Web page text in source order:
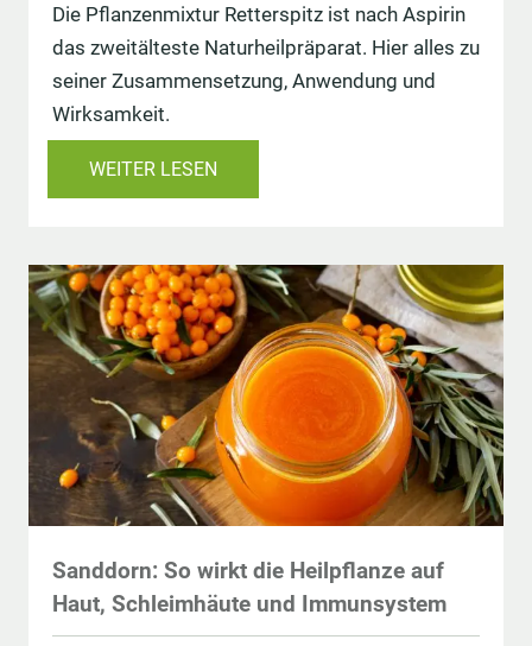
Die Pflanzenmixtur Retterspitz ist nach Aspirin
das zweitälteste Naturheilpräparat. Hier alles zu
seiner Zusammensetzung, Anwendung und
Wirksamkeit.
WEITER LESEN
Sanddorn: So wirkt die Heilpflanze auf
Haut, Schleimhäute und Immunsystem